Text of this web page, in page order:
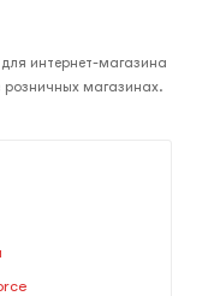
для интернет-магазина
розничных магазинах.